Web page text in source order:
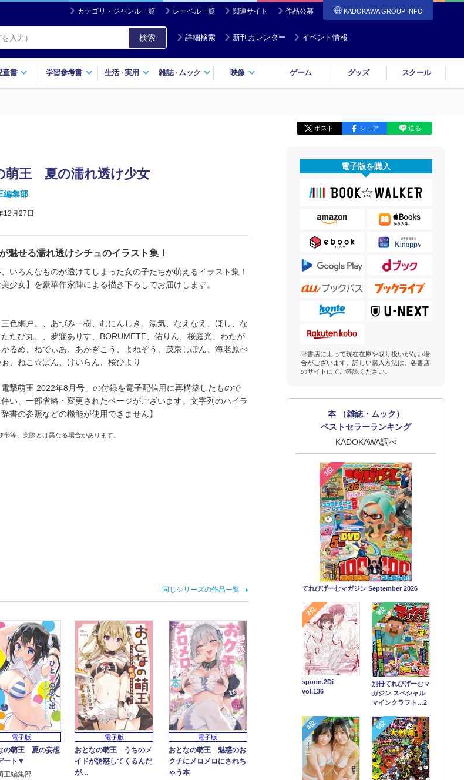
カテゴリ・ジャンル一覧 レーベル一覧 関連サイト 作品公募 KADOKAWA GROUP INFO
検索 詳細検索 新刊カレンダー イベント情報
童書 学習参考書 生活・実用 雑誌・ ムック 映像 ゲーム グッズ スクール
ポスト シェア 送る
萌王 夏の濡れ透け少女
編集部
12月27日
魅せる濡れ透けシチュのイラスト集！
いろんなものが透けてしまった女の子たちが萌えるイラスト集！
美少女】を豪華作家陣による描き下ろしでお届けします。
色網戸。、あづみ一樹、むにんしき、湯気、なえなえ、ほし、な
たび丸。、夢寐ありす、BORUMETE、佑りん、桜庭光、わたが
かるめ、ねでぃあ、あかぎこう、よねぞう、茂泉しぽん、海老原べ
、ねこ☆ぱん、けいらん、桜ひより
電撃萌王 2022年8月号」の付録を電子配信用に再構築したもので
い、一部省略・変更されたページがございます。文字列のハイラ
書の参照などの機能が使用できません】
等、実際とは異なる場合があります。
同じシリーズの作品一覧
電子版
の萌王 夏の妄想
ート▼
王編集部
電子版
おとなの萌王 うちのメ
イドが誘惑してくるんだ
が…
電子版
おとなの萌王 魅惑のお
クチにメロメロにされち
ゃう本
電子版を購入
※書店によって現在在庫や取り扱いがない場
合がございます。詳しい購入方法は、各書店
のサイトにてご確認ください。
本 （雑誌・ムック）
ベストセラーランキング
KADOKAWA調べ
1位
てれびげーむマガジン September 2026
2位
spoon.2Di
vol.136
3位
別冊てれびげーむマ
ガジン スペシャル
マインクラフト…2
4位 5位